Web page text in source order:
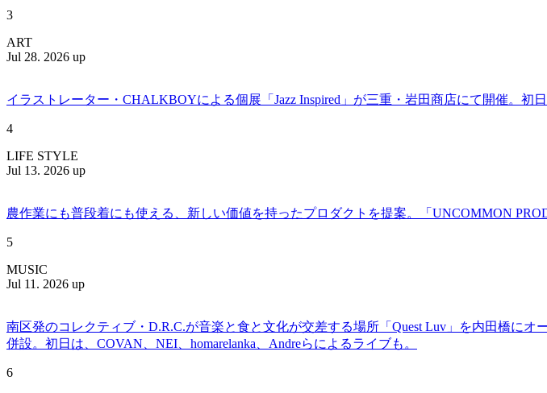
3
ART
Jul 28. 2026 up
イラストレーター・CHALKBOYによる個展「Jazz Inspired」が三重・岩田商店にて開催。初
4
LIFE STYLE
Jul 13. 2026 up
農作業にも普段着にも使える、新しい価値を持ったプロダクトを提案。「UNCOMMON
5
MUSIC
Jul 11. 2026 up
南区発のコレクティブ・D.R.C.が⾳楽と⾷と⽂化が交差する場所「Quest Luv」を内田橋に
併設。初日は、COVAN、NEI、homarelanka、Andreらによるライブも。
6